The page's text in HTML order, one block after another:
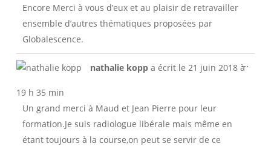
Encore Merci à vous d’eux et au plaisir de retravailler
ensemble d’autres thématiques proposées par
Globalescence.
nathalie kopp a écrit le 21 juin 2018 à
19 h 35 min
Un grand merci à Maud et Jean Pierre pour leur
formation.Je suis radiologue libérale mais même en
étant toujours à la course,on peut se servir de ce
...